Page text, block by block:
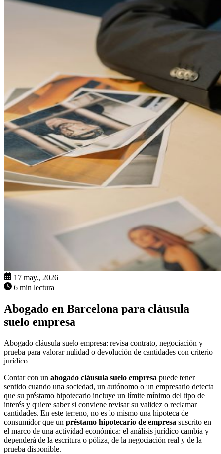
17 may., 2026
6 min lectura
Abogado en Barcelona para cláusula
suelo empresa
Abogado cláusula suelo empresa: revisa contrato, negociación y
prueba para valorar nulidad o devolución de cantidades con criterio
jurídico.
Contar con un abogado cláusula suelo empresa puede tener
sentido cuando una sociedad, un autónomo o un empresario detecta
que su préstamo hipotecario incluye un límite mínimo del tipo de
interés y quiere saber si conviene revisar su validez o reclamar
cantidades. En este terreno, no es lo mismo una hipoteca de
consumidor que un préstamo hipotecario de empresa suscrito en
el marco de una actividad económica: el análisis jurídico cambia y
dependerá de la escritura o póliza, de la negociación real y de la
prueba disponible.